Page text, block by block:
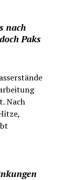
nach
Paks
Nach